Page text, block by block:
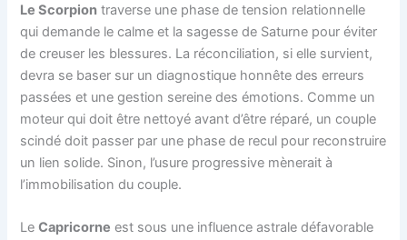
Le Scorpion traverse une phase de tension relationnelle
qui demande le calme et la sagesse de Saturne pour éviter
de creuser les blessures. La réconciliation, si elle survient,
devra se baser sur un diagnostique honnête des erreurs
passées et une gestion sereine des émotions. Comme un
moteur qui doit être nettoyé avant d’être réparé, un couple
scindé doit passer par une phase de recul pour reconstruire
un lien solide. Sinon, l’usure progressive mènerait à
l’immobilisation du couple.
LeCapricorne est sous une influence astrale défavorable